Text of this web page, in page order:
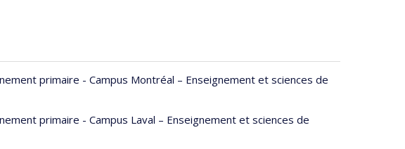
primaire - Campus Montréal – Enseignement et sciences de
primaire - Campus Laval – Enseignement et sciences de